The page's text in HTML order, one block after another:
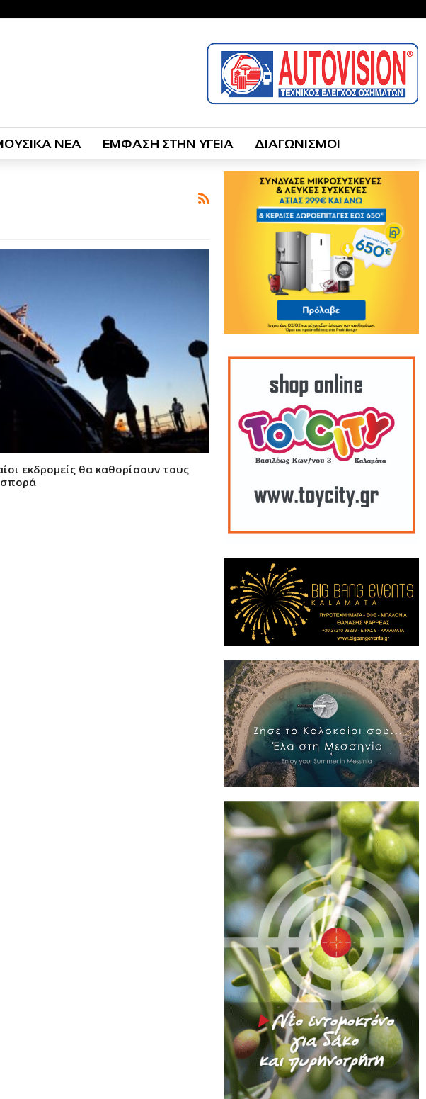
ΝΕΑ ΕΜΦΑΣΗ ΣΤΗΝ ΥΓΕΙΑ ΔΙΑΓΩΝΙΣΜΟΙ
εκδρομείς θα καθορίσουν τους